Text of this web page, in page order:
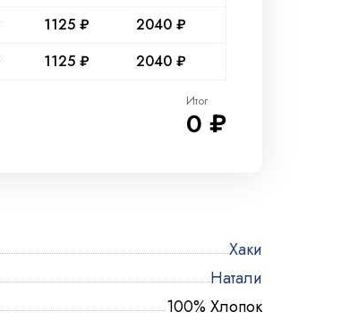
1125 ₽
2040 ₽
1125 ₽ 2040 ₽
Итог
0 ₽
Хаки
Натали
100% Хлопок